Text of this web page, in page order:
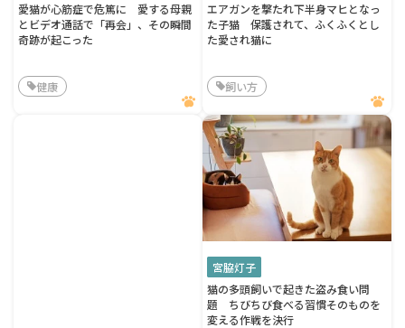
愛猫が心筋症で危篤に 愛する母親
とビデオ通話で「再会」、その瞬間
奇跡が起こった
健康
エアガンを撃たれ下半身マヒとなっ
た子猫 保護されて、ふくふくとし
た愛され猫に
飼い方
宮脇灯子
猫の多頭飼いで起きた盗み食い問
題 ちびちび食べる習慣そのものを
変える作戦を決行